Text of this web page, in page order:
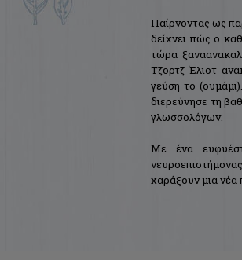
Παίρνοντας ως
δείχνει πώς ο
τώρα
Τζορτζ Έλιοτ
γεύση το
διερεύνησε τη
γλωσσολόγων.
Με ένα
χαράξουν μια νέα